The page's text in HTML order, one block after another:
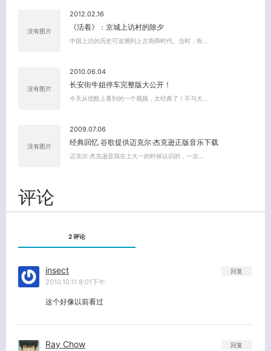
没有图片
2012.02.16
《活着》：京城上访村的除夕
中国上访的历史可追溯到上古尧舜时代。当时，衙…
没有图片
2010.06.04
长安街牛姐停车完整版大公开！
今天从优酷上看到的一个视频，太经典了！不与大…
没有图片
2009.07.06
经典回忆 谷歌提供迈克尔·杰克逊正版音乐下载
迈克尔·杰克逊是我在上大一的时候认识的，一次…
评论
2 评论
insect
2010.10.11 8:01下午
这个好像以前看过
回复
Ray Chow 回复